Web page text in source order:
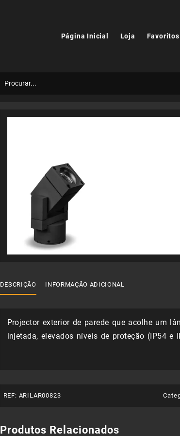
Página Inicial Loja Favoritos
DESCRIÇÃO INFORMAÇÃO ADICIONAL
Projector exterior de parede que acolhe um
injetada, elevados níveis de proteção (IP54 e
REF: ARILAR00823
Produtos Relacionados